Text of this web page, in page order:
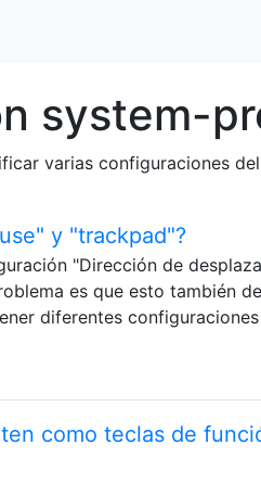
system-
varias configuraciones
y "trackpad"?
"Dirección de
es que esto también
diferentes
como teclas de